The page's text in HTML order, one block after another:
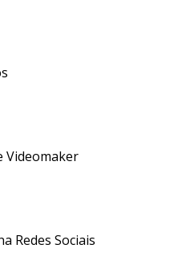
Videomaker
Redes Sociais